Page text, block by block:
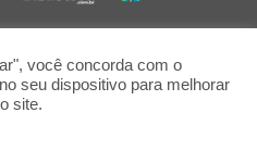
direitos reservados | Desenvolvido
você concorda com o
seu dispositivo para melhorar
site.